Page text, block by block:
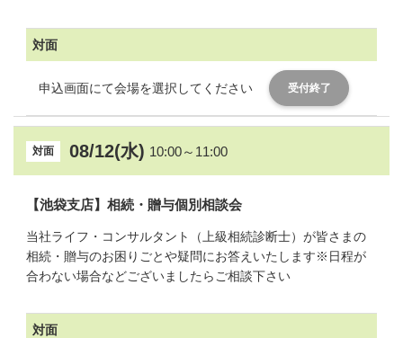
対面
申込画面にて会場を選択してください 受付終了
対面 08/12(水) 10:00～11:00
【池袋支店】相続・贈与個別相談会
当社ライフ・コンサルタント（上級相続診断士）が皆さまの
相続・贈与のお困りごとや疑問にお答えいたします※日程が
合わない場合などございましたらご相談下さい
対面